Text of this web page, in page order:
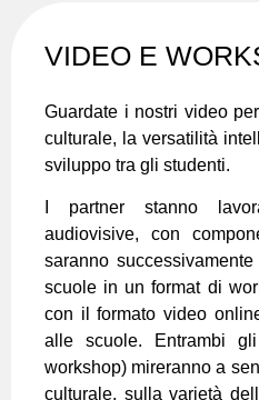
VIDEO E
Guardate i nostri video
culturale, la versatilità
sviluppo tra gli studenti.
I partner stanno
audiovisive, con
saranno
scuole in un format di
con il formato video
alle scuole. Entrambi
workshop) mireranno a
culturale, sulla varietà